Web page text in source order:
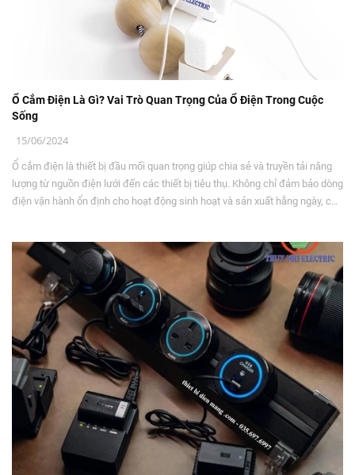
Ổ Cắm Điện Là Gì? Vai Trò Quan Trọng Của Ổ Điện Trong Cuộc
Sống
15/06/2024
Ổ cắm điện là thiết bị đầu mối quan trọng giúp chia sẻ và truyền tải năng
lượng từ nguồn điện lưới đến các thiết bị tiêu thụ. Không chỉ đảm bảo dòng
điện vận hành ổn định cho hoạt động sinh hoạt và sản xuất hằng ngày, các
không gian sống.